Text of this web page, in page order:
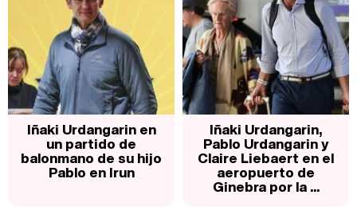
Iñaki Urdangarin en
un partido de
balonmano de su hijo
Pablo en Irun
Iñaki Urdangarin,
Pablo Urdangarin y
Claire Liebaert en el
aeropuerto de
Ginebra por la ...